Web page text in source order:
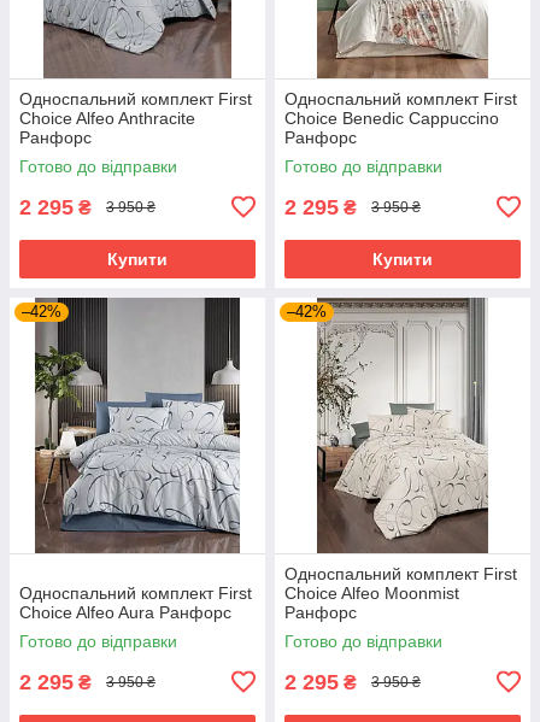
Односпальний комплект First
Choice Alfeo Anthracite
Ранфорс
Готово до відправки
2 295 ₴ 3 950 ₴
Купити
Односпальний комплект First
Choice Benedic Cappuccino
Ранфорс
Готово до відправки
2 295 ₴ 3 950 ₴
Купити
–42%
Односпальний комплект First
Choice Alfeo Aura Ранфорс
Готово до відправки
2 295 ₴ 3 950 ₴
–42%
Односпальний комплект First
Choice Alfeo Moonmist
Ранфорс
Готово до відправки
2 295 ₴ 3 950 ₴